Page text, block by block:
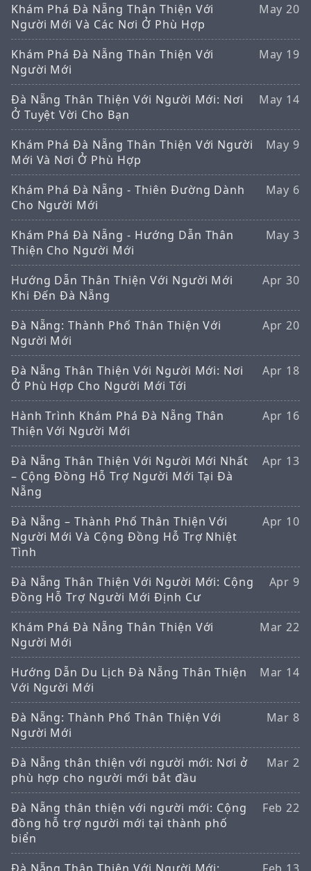
Khám Phá Đà Nẵng Thân Thiện Với
Người Mới Và Các Nơi Ở Phù Hợp
May 20
Khám Phá Đà Nẵng Thân Thiện Với
Người Mới
May 19
Đà Nẵng Thân Thiện Với Người Mới: Nơi
Ở Tuyệt Vời Cho Bạn
May 14
Khám Phá Đà Nẵng Thân Thiện Với Người
Mới Và Nơi Ở Phù Hợp
May 9
Khám Phá Đà Nẵng - Thiên Đường Dành
Cho Người Mới
May 6
Khám Phá Đà Nẵng - Hướng Dẫn Thân
Thiện Cho Người Mới
May 3
Hướng Dẫn Thân Thiện Với Người Mới
Khi Đến Đà Nẵng
Apr 30
Đà Nẵng: Thành Phố Thân Thiện Với
Người Mới
Apr 20
Đà Nẵng Thân Thiện Với Người Mới: Nơi
Ở Phù Hợp Cho Người Mới Tới
Apr 18
Hành Trình Khám Phá Đà Nẵng Thân
Thiện Với Người Mới
Apr 16
Đà Nẵng Thân Thiện Với Người Mới Nhất
– Cộng Đồng Hỗ Trợ Người Mới Tại Đà
Nẵng
Apr 13
Đà Nẵng – Thành Phố Thân Thiện Với
Người Mới Và Cộng Đồng Hỗ Trợ Nhiệt
Tình
Apr 10
Đà Nẵng Thân Thiện Với Người Mới: Cộng
Đồng Hỗ Trợ Người Mới Định Cư
Apr 9
Khám Phá Đà Nẵng Thân Thiện Với
Người Mới
Mar 22
Hướng Dẫn Du Lịch Đà Nẵng Thân Thiện
Với Người Mới
Mar 14
Đà Nẵng: Thành Phố Thân Thiện Với
Người Mới
Mar 8
Đà Nẵng thân thiện với người mới: Nơi ở
phù hợp cho người mới bắt đầu
Mar 2
Đà Nẵng thân thiện với người mới: Cộng
đồng hỗ trợ người mới tại thành phố
biển
Feb 22